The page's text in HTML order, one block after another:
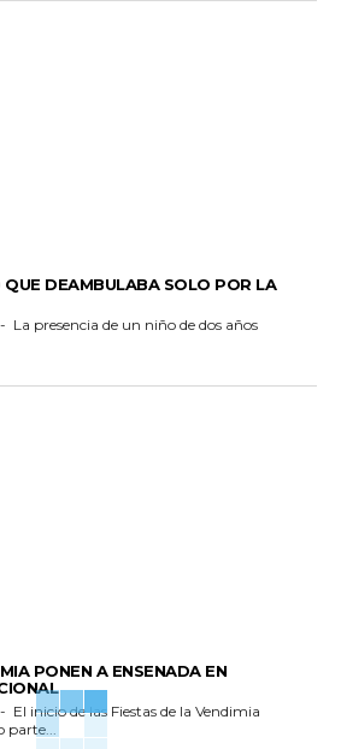
QUE DEAMBULABA SOLO POR LA
PONEN A ENSENADA EN
parte...